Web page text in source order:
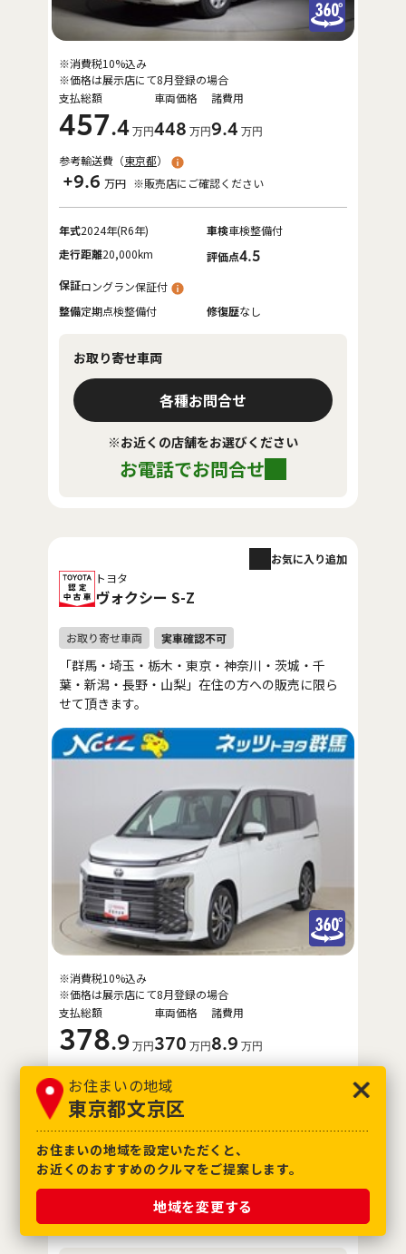
お住まいの地域
東京都文京区
お住まいの地域を設定いただくと、
お近くのおすすめのクルマをご提案します。
地域を変更する
支払総額
457.4 万円
車両価格
448 万円
諸費用
9.4 万円
※消費税10%込み
※価格は展示店にて8月登録の場合
参考輸送費（東京都）
+9.6 万円 ※販売店にご確認ください
年式2024年(R6年) 車検車検整備付
走行距離20,000km 評価点4.5
保証ロングラン保証付
整備定期点検整備付 修復歴なし
お取り寄せ車両
各種お問合せ
※お近くの店舗をお選びください
お電話でお問合せ
トヨタ
ヴォクシー S-Z
お気に入り追加
「群馬・埼玉・栃木・東京・神奈川・茨城・千
葉・新潟・長野・山梨」在住の方への販売に限ら
せて頂きます。
支払総額
378.9 万円
車両価格
370 万円
諸費用
8.9 万円
※消費税10%込み
※価格は展示店にて8月登録の場合
+3.3 万円 ※販売店にご確認ください
年式 2024年(R6年) 車検2027年5月
走行距離22,000km 評価点4
ロングラン保証付
整備定期点検整備付 修復歴なし